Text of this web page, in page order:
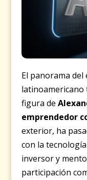
El panorama
latinoamericano
figura de
emprendedor
exterior, ha
con la
inversor y
participación